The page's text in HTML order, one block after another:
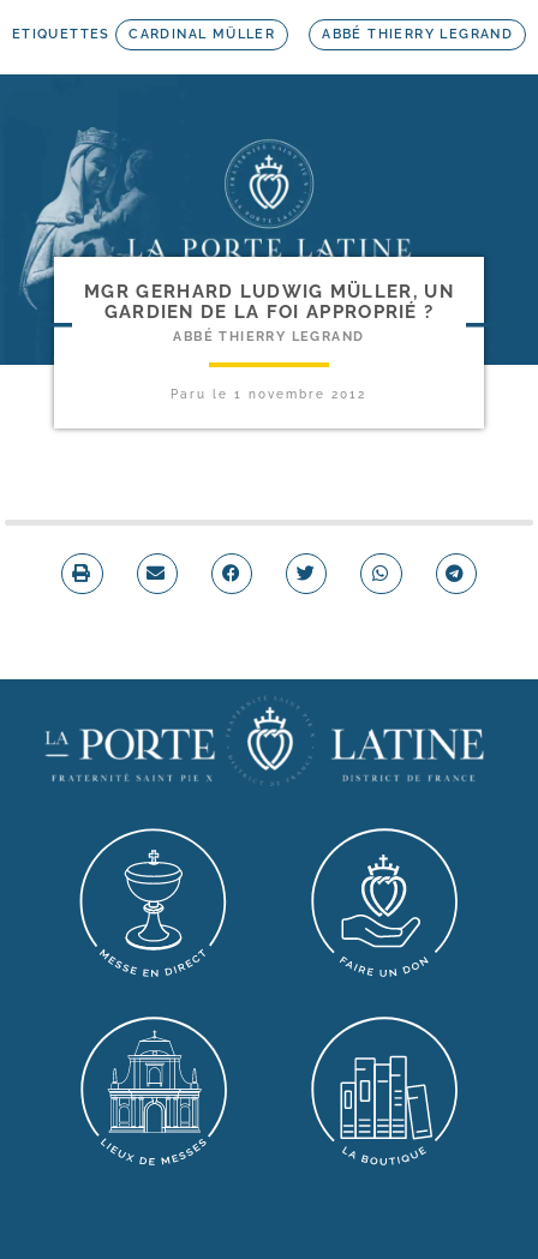
ETIQUETTES CARDINAL MÜLLER ABBÉ THIERRY LEGRAND
MGR GERHARD LUDWIG MÜLLER, UN
GARDIEN DE LA FOI APPROPRIÉ ?
ABBÉ THIERRY LEGRAND
Paru le1 novembre 2012